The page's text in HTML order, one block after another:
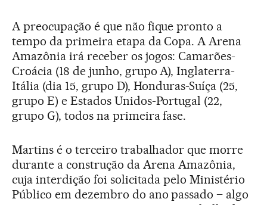
A preocupação é que não fique pronto a
tempo da primeira etapa da Copa. A Arena
Amazônia irá receber os jogos: Camarões-
Croácia (18 de junho, grupo A), Inglaterra-
Itália (dia 15, grupo D), Honduras-Suíça (25,
grupo E) e Estados Unidos-Portugal (22,
grupo G), todos na primeira fase.
Martins é o terceiro trabalhador que morre
durante a construção da Arena Amazônia,
cuja interdição foi solicitada pelo Ministério
Público em dezembro do ano passado – algo